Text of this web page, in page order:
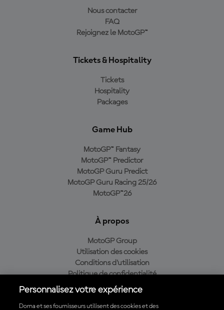
Nous contacter
FAQ
Rejoignez le MotoGP™
Tickets & Hospitality
Tickets
Hospitality
Packages
Game Hub
MotoGP™ Fantasy
MotoGP™ Predictor
MotoGP Guru Predict
MotoGP Guru Racing 25/26
MotoGP™26
À propos
MotoGP Group
Utilisation des cookies
Conditions d'utilisation
Politique de confidentialité
Politique d’achat
Personnalisez votre expérience
Dorna et ses fournisseurs utilisent des cookies et des